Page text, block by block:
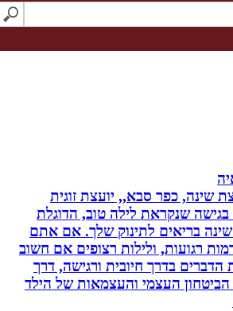
כפר סבא,, יועצת זוגית
שנקראת לילה טוב, הדוגלת
בריאים לתינוק שלך. אם אתם
ולילות רצופים אם חשוב
בדרך חיובית ורגישה, דרך
העצמי והעצמאות של הילד